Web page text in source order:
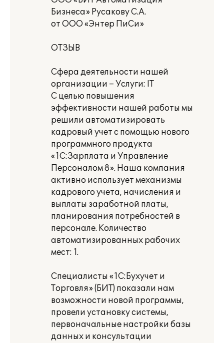
Бизнеса» Русакову С.А.
от ООО «Энтер ПиСи»
ОТЗЫВ
Сфера деятельности нашей
организации – Услуги: IT
С целью повышения
эффективности нашей работы мы
решили автоматизировать
кадровый учет с помощью нового
программного продукта
«1С:Зарплата и Управление
Персоналом 8». Наша компания
активно использует механизмы
кадрового учета, начисления и
выплаты заработной платы,
планирования потребностей в
персонале. Количество
автоматизированных рабочих
мест: 1.
Специалисты «1С:Бухучет и
Торговля» (БИТ) показали нам
возможности новой программы,
провели установку системы,
первоначальные настройки базы
данных и консультации